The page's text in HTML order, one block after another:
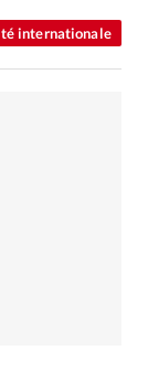
internationale